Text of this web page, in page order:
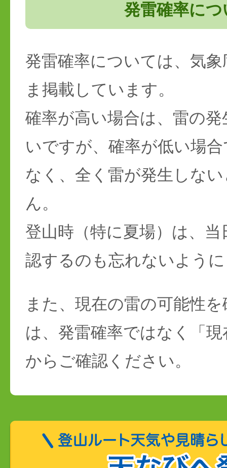
発雷確率につ
発雷確率については、気
ま掲載しています。
確率が高い場合は、雷の
いですが、確率が低い場
なく、全く雷が発生しな
ん。
登山時（特に夏場）は、
認するのも忘れないよう
また、現在の雷の可能性
は、発雷確率ではなく「
からご確認ください。